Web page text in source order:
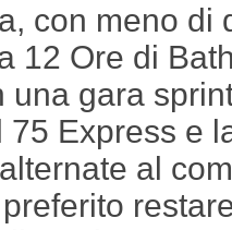
con meno di
12 Ore di
una gara
75 Express e
al